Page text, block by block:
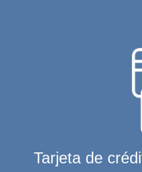
Tarjeta de